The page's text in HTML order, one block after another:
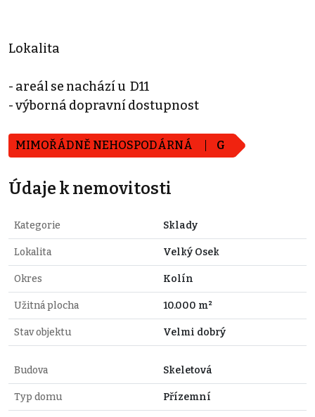
Lokalita
- areál se nachází u D11
- výborná dopravní dostupnost
MIMOŘÁDNĚ NEHOSPODÁRNÁ G
Údaje k nemovitosti
Kategorie Sklady
Lokalita Velký Osek
Okres Kolín
Užitná plocha 10.000 m²
Stav objektu Velmi dobrý
Budova Skeletová
Typ domu Přízemní